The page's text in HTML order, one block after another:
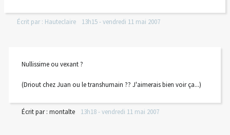
Écrit par : Hauteclaire 13h15-vendredi 11 mai 2007
Nullissime ou vexant ?
(Driout chez Juan ou le transhumain ?? J'aimerais bien voir ça...)
Écrit par : montalte 13h18-vendredi 11 mai 2007